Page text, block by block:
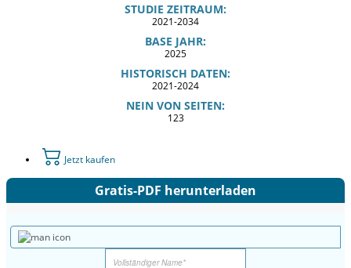
STUDIE ZEITRAUM:
2021-2034
BASE JAHR:
2025
HISTORISCH DATEN:
2021-2024
NEIN VON SEITEN:
123
Jetzt kaufen
Gratis-PDF herunterladen